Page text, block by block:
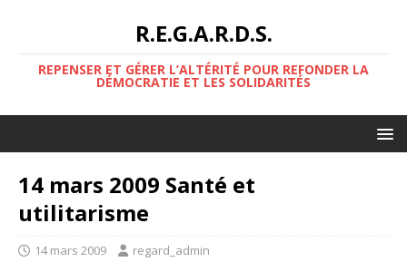
R.E.G.A.R.D.S.
REPENSER ET GÉRER L’ALTÉRITÉ POUR REFONDER LA
DÉMOCRATIE ET LES SOLIDARITÉS
14 mars 2009 Santé et
utilitarisme
14 mars 2009 regard_admin